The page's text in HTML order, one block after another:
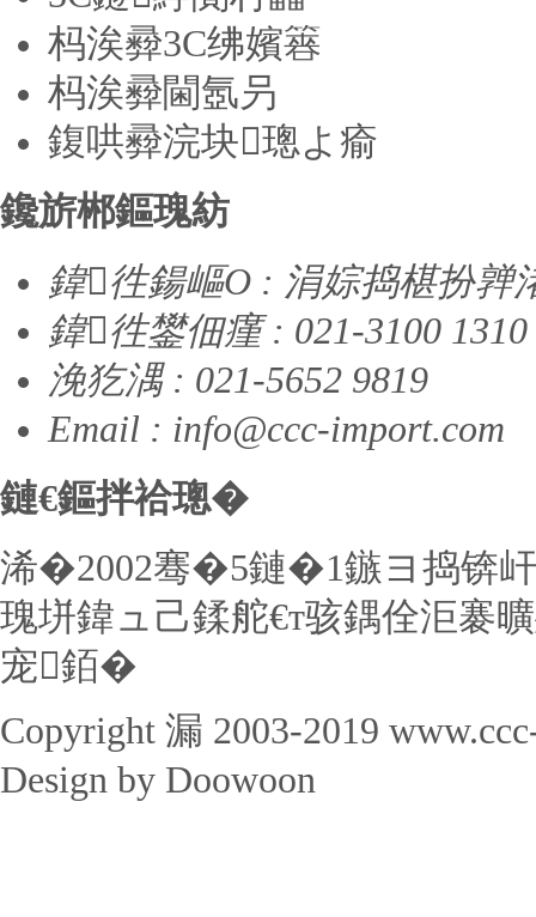
杩涘彛3C绋嬪簭
杩涘彛閫氬叧
鍑哄彛浣块璁よ瘉
鑱旂郴鏂瑰紡
鍏徃鍚嶇О : 涓婃捣椹扮
鍏徃鐢佃瘽 : 021-3100 1310
浼犵湡 : 021-5652 9819
Email : info@ccc-import.com
鏈€鏂拌祫璁�
浠�2002骞�5鏈�1鏃ヨ捣锛屽
瑰垪鍏ュ己鍒舵€т骇鍝佺洰褰
宠銆�
Copyright 漏 2003-2019
Design by Doowoon